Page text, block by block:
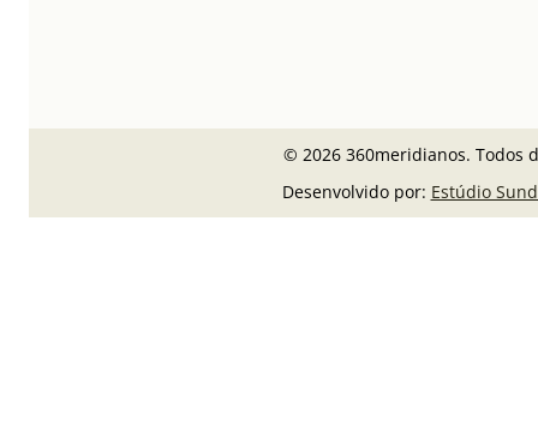
© 2026 360meridianos. Todos
Desenvolvido por: Estúdio